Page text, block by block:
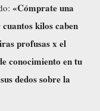
«Cómprate una
kilos caben
profusas x el
conocimiento en tu
dedos sobre la